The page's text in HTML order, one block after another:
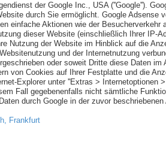
der Google Inc., USA (''Google'').
durch Sie ermöglicht. Google
einfache Aktionen wie der
dieser Website (einschließlich Ihrer IP-
Nutzung der Website im Hinblick auf die
und der Internetnutzung
oder soweit Dritte diese Daten
von Cookies auf Ihrer Festplatte und die
Explorer unter ''Extras >
Fall gegebenenfalls nicht sämtliche
durch Google in der zuvor
Frankfurt